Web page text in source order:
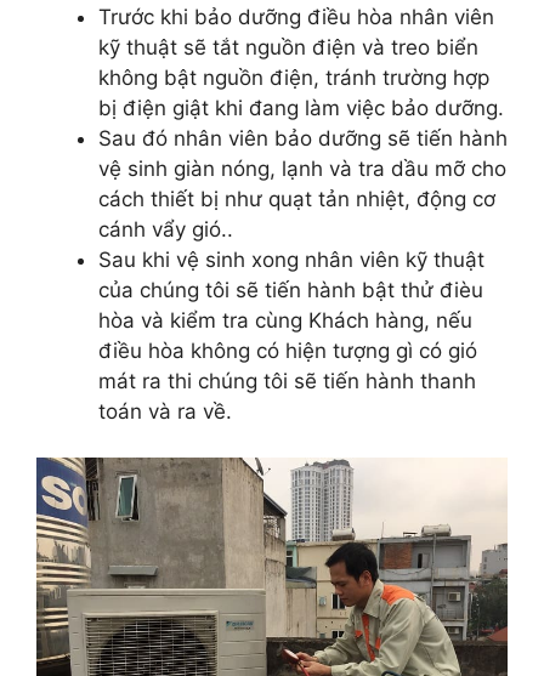
Trước khi bảo dưỡng điều hòa nhân viên
kỹ thuật sẽ tắt nguồn điện và treo biển
không bật nguồn điện, tránh trường hợp
bị điện giật khi đang làm việc bảo dưỡng.
Sau đó nhân viên bảo dưỡng sẽ tiến hành
vệ sinh giàn nóng, lạnh và tra dầu mỡ cho
cách thiết bị như quạt tản nhiệt, động cơ
cánh vẩy gió..
Sau khi vệ sinh xong nhân viên kỹ thuật
của chúng tôi sẽ tiến hành bật thử đièu
hòa và kiểm tra cùng Khách hàng, nếu
điều hòa không có hiện tượng gì có gió
mát ra thi chúng tôi sẽ tiến hành thanh
toán và ra về.